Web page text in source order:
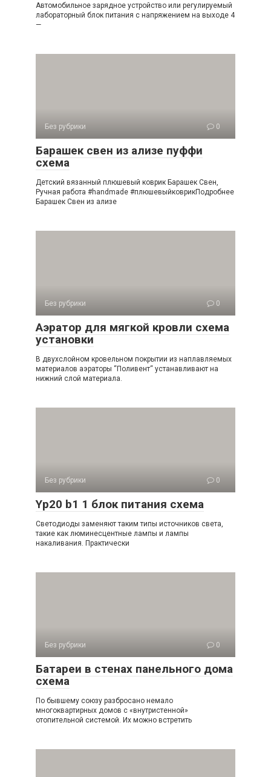
Автомобильное зарядное устройство или регулируемый
лабораторный блок питания с напряжением на выходе 4
—
Без рубрики 0
Барашек свен из ализе пуффи
схема
Детский вязанный плюшевый коврик Барашек Свен,
Ручная работа #handmade #плюшевыйковрикПодробнее
Барашек Свен из ализе
Без рубрики 0
Аэратор для мягкой кровли схема
установки
В двухслойном кровельном покрытии из наплавляемых
материалов аэраторы “Поливент“ устанавливают на
нижний слой материала.
Без рубрики 0
Yp20 b1 1 блок питания схема
Светодиоды заменяют таким типы источников света,
такие как люминесцентные лампы и лампы
накаливания. Практически
Без рубрики 0
Батареи в стенах панельного дома
схема
По бывшему союзу разбросано немало
многоквартирных домов с «внутристенной»
отопительной системой. Их можно встретить